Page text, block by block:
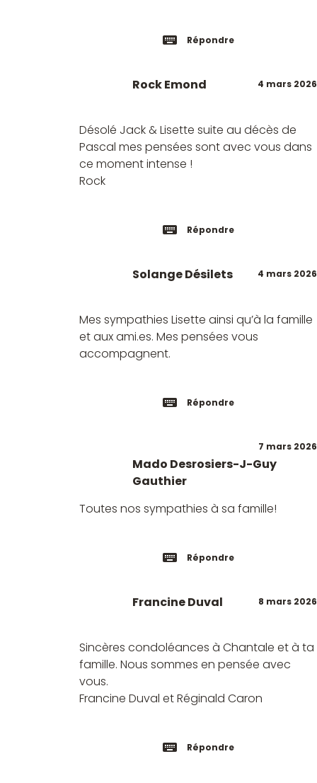
Répondre
4 mars 2026
Rock Emond
Désolé Jack & Lisette suite au décès de
Pascal mes pensées sont avec vous dans
ce moment intense !
Rock
Répondre
4 mars 2026
Solange Désilets
Mes sympathies Lisette ainsi qu’à la famille
et aux ami.es. Mes pensées vous
accompagnent.
Répondre
7 mars 2026
Mado Desrosiers-J-Guy
Gauthier
Toutes nos sympathies à sa famille!
Répondre
8 mars 2026
Francine Duval
Sincères condoléances à Chantale et à ta
famille. Nous sommes en pensée avec
vous.
Francine Duval et Réginald Caron
Répondre